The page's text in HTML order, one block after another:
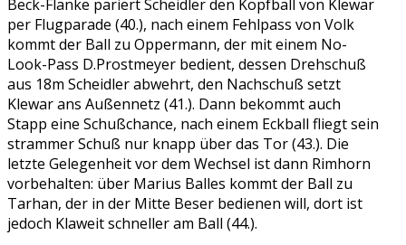
Beck-Flanke pariert Scheidler den Kopfball von Klewar
per Flugparade (40.), nach einem Fehlpass von Volk
kommt der Ball zu Oppermann, der mit einem No-
Look-Pass D.Prostmeyer bedient, dessen Drehschuß
aus 18m Scheidler abwehrt, den Nachschuß setzt
Klewar ans Außennetz (41.). Dann bekommt auch
Stapp eine Schußchance, nach einem Eckball fliegt sein
strammer Schuß nur knapp über das Tor (43.). Die
letzte Gelegenheit vor dem Wechsel ist dann Rimhorn
vorbehalten: über Marius Balles kommt der Ball zu
Tarhan, der in der Mitte Beser bedienen will, dort ist
jedoch Klaweit schneller am Ball (44.).